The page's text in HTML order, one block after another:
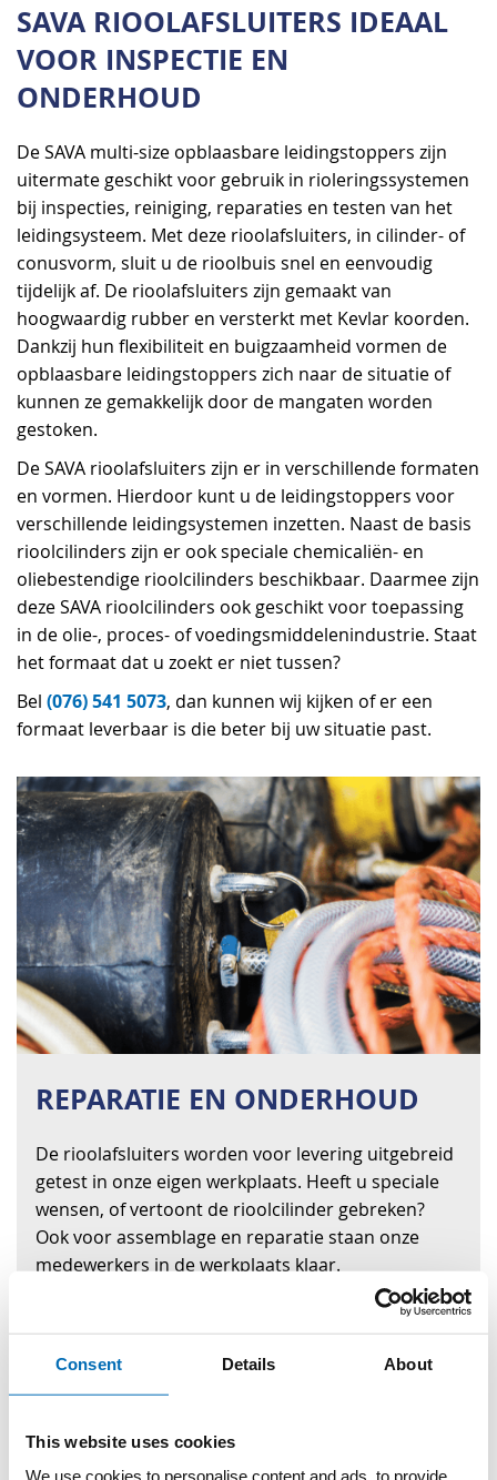
Consent Details About
This website uses cookies
We use cookies to personalise content and ads, to provide
SAVA RIOOLAFSLUITERS IDEAAL
VOOR INSPECTIE EN
ONDERHOUD
De SAVA multi-size opblaasbare leidingstoppers zijn
uitermate geschikt voor gebruik in rioleringssystemen
bij inspecties, reiniging, reparaties en testen van het
leidingsysteem. Met deze rioolafsluiters, in cilinder- of
conusvorm, sluit u de rioolbuis snel en eenvoudig
tijdelijk af. De rioolafsluiters zijn gemaakt van
hoogwaardig rubber en versterkt met Kevlar koorden.
Dankzij hun flexibiliteit en buigzaamheid vormen de
opblaasbare leidingstoppers zich naar de situatie of
kunnen ze gemakkelijk door de mangaten worden
gestoken.
De SAVA rioolafsluiters zijn er in verschillende formaten
en vormen. Hierdoor kunt u de leidingstoppers voor
verschillende leidingsystemen inzetten. Naast de basis
rioolcilinders zijn er ook speciale chemicaliën- en
oliebestendige rioolcilinders beschikbaar. Daarmee zijn
deze SAVA rioolcilinders ook geschikt voor toepassing
in de olie-, proces- of voedingsmiddelenindustrie. Staat
het formaat dat u zoekt er niet tussen?
Bel (076) 541 5073, dan kunnen wij kijken of er een
formaat leverbaar is die beter bij uw situatie past.
REPARATIE EN ONDERHOUD
De rioolafsluiters worden voor levering uitgebreid
getest in onze eigen werkplaats. Heeft u speciale
wensen, of vertoont de rioolcilinder gebreken?
Ook voor assemblage en reparatie staan onze
medewerkers in de werkplaats klaar.
Neem contact op